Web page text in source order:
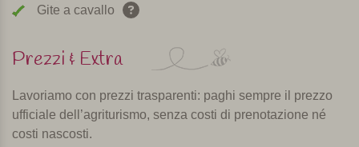
Gite a cavallo
Prezzi & Extra
Lavoriamo con prezzi trasparenti: paghi sempre il prezzo
ufficiale dell’agriturismo, senza costi di prenotazione né
costi nascosti.